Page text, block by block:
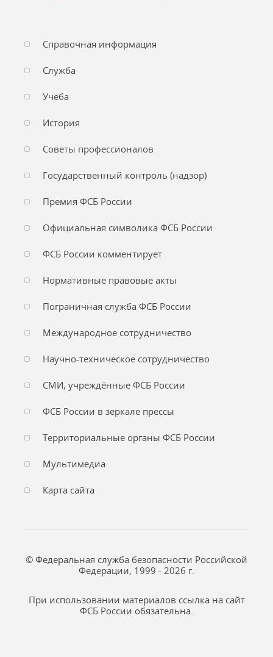
Справочная информация
Служба
Учеба
История
Советы профессионалов
Государственный контроль (надзор)
Премия ФСБ России
Официальная символика ФСБ России
ФСБ России комментирует
Нормативные правовые акты
Пограничная служба ФСБ России
Международное сотрудничество
Научно-техническое сотрудничество
СМИ, учреждённые ФСБ России
ФСБ России в зеркале прессы
Территориальные органы ФСБ России
Мультимедиа
Карта сайта
© Федеральная служба безопасности Российской
Федерации, 1999 - 2026 г.
При использовании материалов ссылка на сайт
ФСБ России обязательна.